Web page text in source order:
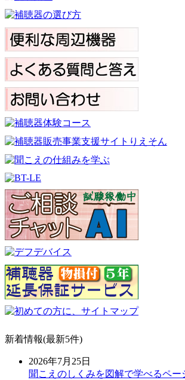
新着情報(最新5件)
2026年7月25日
聞こえのしくみを図解で学べるペー